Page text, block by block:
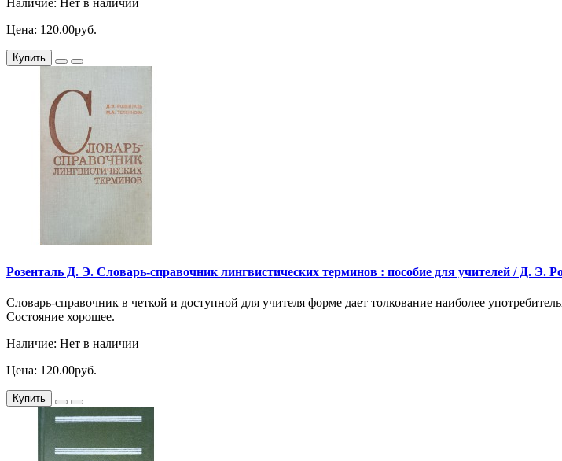
Наличие: Нет в наличии
Цена: 120.00руб.
Купить
Розенталь Д. Э. Словарь-справочник лингвистических терминов : пособие для учителей / Д. Э.
Словарь-справочник в четкой и доступной для учителя форме дает толкование наиболее
Состояние хорошее.
Наличие: Нет в наличии
Цена: 120.00руб.
Купить